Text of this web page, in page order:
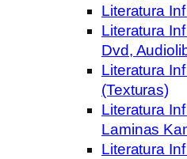
Literatura
Literatura
Dvd,
Literatura
(Texturas)
Literatura
Laminas
Literatura